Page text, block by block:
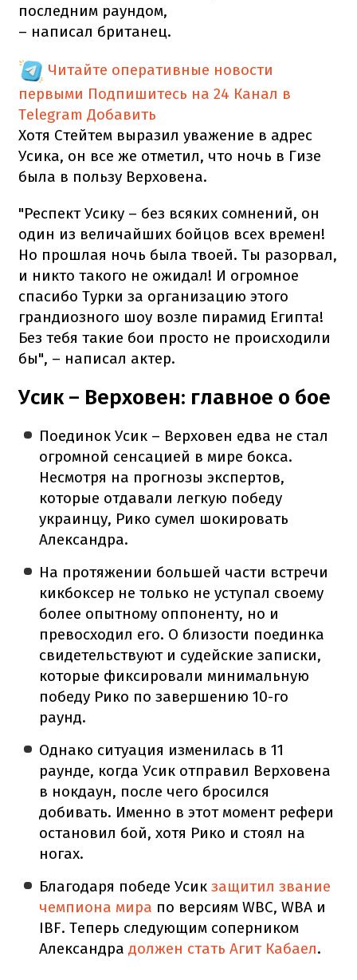
последним раундом,
– написал британец.
Читайте оперативные новости
первыми Подпишитесь на 24 Канал в
Telegram Добавить
Хотя Стейтем выразил уважение в адрес
Усика, он все же отметил, что ночь в Гизе
была в пользу Верховена.
"Респект Усику – без всяких сомнений, он
один из величайших бойцов всех времен!
Но прошлая ночь была твоей. Ты разорвал,
и никто такого не ожидал! И огромное
спасибо Турки за организацию этого
грандиозного шоу возле пирамид Египта!
Без тебя такие бои просто не происходили
бы", – написал актер.
Усик – Верховен: главное о бое
Поединок Усик – Верховен едва не стал
огромной сенсацией в мире бокса.
Несмотря на прогнозы экспертов,
которые отдавали легкую победу
украинцу, Рико сумел шокировать
Александра.
На протяжении большей части встречи
кикбоксер не только не уступал своему
более опытному оппоненту, но и
превосходил его. О близости поединка
свидетельствуют и судейские записки,
которые фиксировали минимальную
победу Рико по завершению 10-го
раунд.
Однако ситуация изменилась в 11
раунде, когда Усик отправил Верховена
в нокдаун, после чего бросился
добивать. Именно в этот момент рефери
остановил бой, хотя Рико и стоял на
ногах.
Благодаря победе Усикзащитил звание
чемпиона мира по версиям WBC, WBA и
IBF. Теперь следующим соперником
Александра должен стать Агит Кабаел.